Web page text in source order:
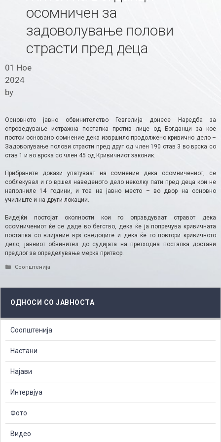
осомничен за
задоволување полови
страсти пред деца
01 Ное
2024
by
Основното јавно обвинителство Гевгелија донесе Наредба за
спроведување истражна постапка против лице од Богданци за кое
постои основано сомнение дека извршило продолжено кривично дело –
Задоволување полови страсти пред друг од член 190 став 3 во врска со
став 1 и во врска со член 45 од Кривичниот законик.
Прибраните докази упатуваат на сомнение дека осомничениот, се
соблекувал и го вршел наведеното дело неколку пати пред деца кои не
наполниле 14 години, и тоа на јавно место – во двор на основно
училиште и на други локации.
Бидејќи постојат околности кои го оправдуваат стравот дека
осомничениот ќе се даде во бегство, дека ќе ја попречува кривичната
постапка со влијание врз сведоците и дека ќе го повтори кривичното
дело, јавниот обвинител до судијата на претходна постапка достави
предлог за определување мерка притвор.
Categories
Соопштенија
ОДНОСИ СО ЈАВНОСТА
Соопштенија
Настани
Најави
Интервјуа
Фото
Видео